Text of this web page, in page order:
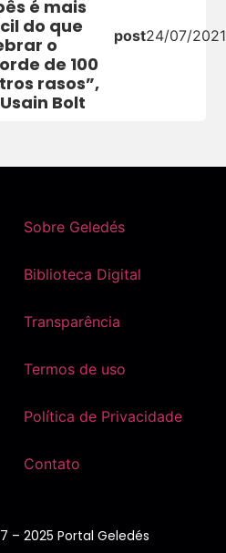
é mais
do que
o
de 100
rasos”,
Bolt
post24/07/2021
Sobre Geledés
Biblioteca Digital
Transparência
Termos de uso
Política de Privacidade
Contato
– 2025 Portal Geledés